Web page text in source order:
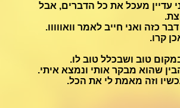
עדיין מעכל את כל הדברים, אבל
כזה ואני חייב לאמר וואווווו.
קרו.
טוב ושבכלל טוב לו.
שהוא מבקר אותי ונמצא איתי.
וזה מאמת לי את הכל.